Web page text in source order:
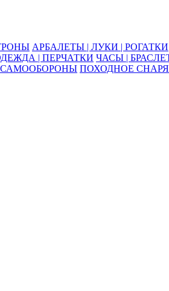
АРБАЛЕТЫ | ЛУКИ | РОГАТКИ
| ПЕРЧАТКИ ЧАСЫ |
САМООБОРОНЫ ПОХОДНОЕ